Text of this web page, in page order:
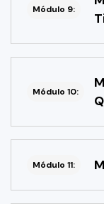
Módulo 9:
Módulo 10:
Módulo 11: